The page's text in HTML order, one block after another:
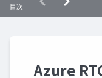
Azure